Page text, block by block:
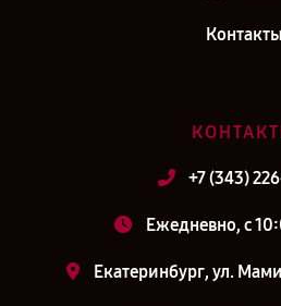
Контакты
+7 (343)
Ежедневно, с
Екатеринбург, ул.